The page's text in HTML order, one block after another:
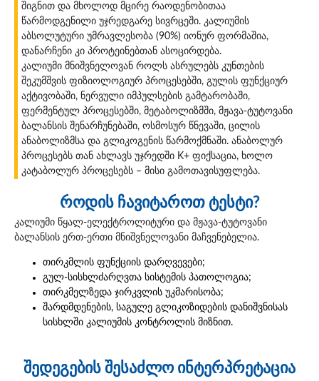
შიგნით და მხოლოდ მცირე რაოდენობითაა
წარმოდგენილი უჯრედგარე სივრცეში. კალიუმის
აბსოლუტური უმრავლესობა (90%) იონურ ფორმაშია,
დანარჩენი კი პროტეინებთან ასოცირდება.
კალიუმი მნიშვნელოვან როლს ასრულებს კუნთების
შეკუმშვის ფიზიოლოგიურ პროცესებში, გულის ფუნქციურ
აქტივობაში, ნერვული იმპულსების გამტარობაში,
ფერმენტულ პროცესებში, მეტაბოლიზმში, მჟავა-ტუტოვანი
ბალანსის შენარჩუნებაში, ოსმოსურ წნევაში, ცილის
ანაბოლიზმსა და გლიკოგენის წარმოქმნაში. ანაბოლურ
პროცესებს თან ახლავს უჯრედში K+ ფიქსაცია, ხოლო
კატაბოლურ პროცესებს – მისი გამოთავისუფლება.
როდის ჩავიტაროთ ტესტი?
კალიუმი წყალ-ელექტროლიტური და მჟავა-ტუტოვანი
ბალანსის ერთ-ერთი მნიშვნელოვანი მაჩვენებელია.
თირკმლის ფუნქციის დარღვევები;
გულ-სისხლძარღვთა სისტემის პათოლოგია;
თირკმელზედა ჯირკვლის უკმარისობა;
შარდმდენების, საგულე გლიკოზიდების დანიშვნისას
სისხლში კალიუმის კონტროლის მიზნით.
შედეგების შესაძლო ინტერპრეტაცია